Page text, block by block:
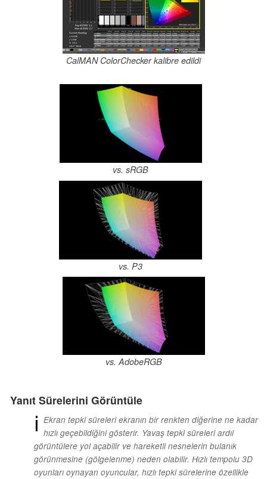
CalMAN ColorChecker kalibre edildi
vs. sRGB
vs. P3
vs. AdobeRGB
Yanıt Sürelerini Görüntüle
ℹ Ekran tepki süreleri ekranın bir renkten diğerine ne kadar
hızlı geçebildiğini gösterir. Yavaş tepki süreleri ardıl
görüntülere yol açabilir ve hareketli nesnelerin bulanık
görünmesine (gölgelenme) neden olabilir. Hızlı tempolu 3D
oyunları oynayan oyuncular, hızlı tepki sürelerine özellikle